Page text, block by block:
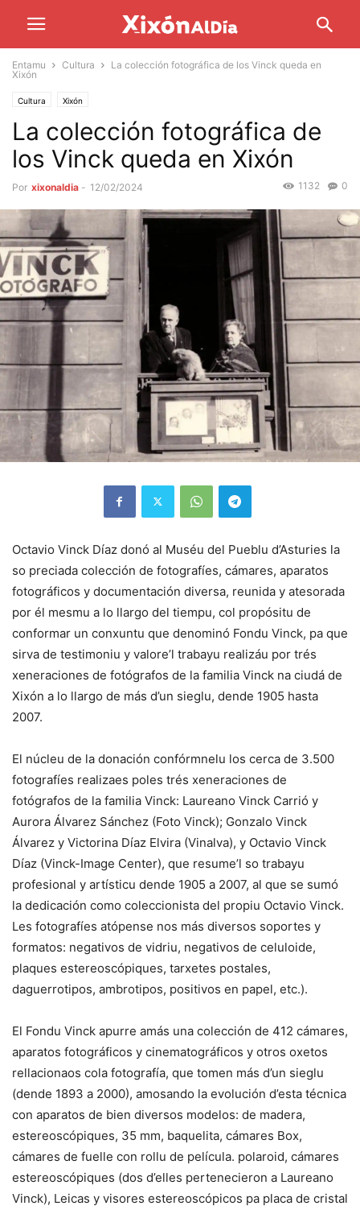
Entamu Cultura
La colección fotográfica de los Vinck queda en
Xixón
Cultura Xixón
La colección fotográfica de
los Vinck queda en Xixón
Por xixonaldia - 12/02/2024 0
1132
Octavio Vinck Díaz donó al Muséu del Pueblu d’Asturies la
so preciada colección de fotografíes, cámares, aparatos
fotográficos y documentación diversa, reunida y atesorada
por él mesmu a lo llargo del tiempu, col propósitu de
conformar un conxuntu que denominó Fondu Vinck, pa que
sirva de testimoniu y valore’l trabayu realizáu por trés
xeneraciones de fotógrafos de la familia Vinck na ciudá de
Xixón a lo llargo de más d’un sieglu, dende 1905 hasta
2007.
El núcleu de la donación confórmnelu los cerca de 3.500
fotografíes realizaes poles trés xeneraciones de
fotógrafos de la familia Vinck: Laureano Vinck Carrió y
Aurora Álvarez Sánchez (Foto Vinck); Gonzalo Vinck
Álvarez y Victorina Díaz Elvira (Vinalva), y Octavio Vinck
Díaz (Vinck-Image Center), que resume’l so trabayu
profesional y artísticu dende 1905 a 2007, al que se sumó
la dedicación como coleccionista del propiu Octavio Vinck.
Les fotografíes atópense nos más diversos soportes y
formatos: negativos de vidriu, negativos de celuloide,
plaques estereoscópiques, tarxetes postales,
daguerrotipos, ambrotipos, positivos en papel, etc.).
El Fondu Vinck apurre amás una colección de 412 cámares,
aparatos fotográficos y cinematográficos y otros oxetos
rellacionaos cola fotografía, que tomen más d’un sieglu
(dende 1893 a 2000), amosando la evolución d’esta técnica
con aparatos de bien diversos modelos: de madera,
estereoscópiques, 35 mm, baquelita, cámares Box,
cámares de fuelle con rollu de película. polaroid, cámares
estereoscópiques (dos d’elles pertenecieron a Laureano
Vinck), Leicas y visores estereoscópicos pa placa de cristal